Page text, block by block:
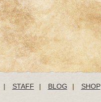
| STAFF | BLOG | SHOP